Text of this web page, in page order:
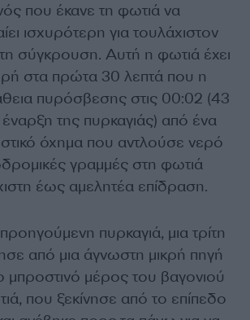
που έκανε τη φωτιά να
ισχυρότερη για τουλάχιστον
σύγκρουση. Αυτή η φωτιά έχει
στα πρώτα 30 λεπτά που η
πυρόσβεσης στις 00:02 (43
της πυρκαγιάς) από ένα
όχημα που αντλούσε νερό
γραμμές στη φωτιά
έως αμελητέα επίδραση.
πυρκαγιά, μια τρίτη
από μια άγνωστη μικρή πηγή
μπροστινό μέρος του βαγονιού
που ξεκίνησε από το επίπεδο